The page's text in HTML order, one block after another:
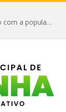
Um símbolo do mandato e do compromisso com a população